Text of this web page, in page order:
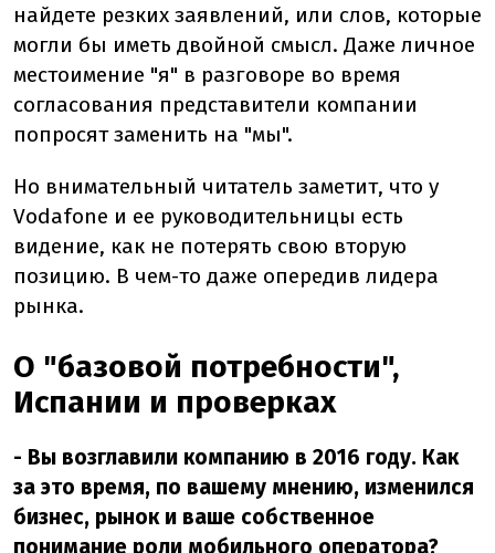
найдете резких заявлений, или слов, которые
могли бы иметь двойной смысл. Даже личное
местоимение "я" в разговоре во время
согласования представители компании
попросят заменить на "мы".
Но внимательный читатель заметит, что у
Vodafone и ее руководительницы есть
видение, как не потерять свою вторую
позицию. В чем-то даже опередив лидера
рынка.
О "базовой потребности",
Испании и проверках
- Вы возглавили компанию в 2016 году. Как
за это время, по вашему мнению, изменился
бизнес, рынок и ваше собственное
понимание роли мобильного оператора?